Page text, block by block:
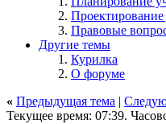
Правовые
Другие темы
Курилка
О форуме
« Предыдущая тема |
Текущее время: 07:39.